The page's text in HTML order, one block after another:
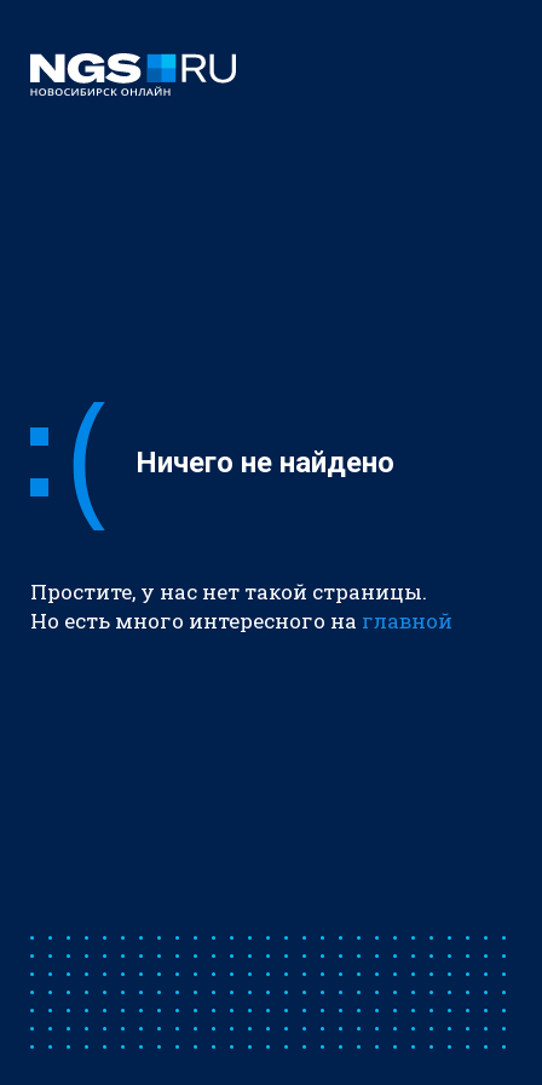
Ничего не найдено
Простите, у нас нет такой страницы.
Но есть много интересного на главной